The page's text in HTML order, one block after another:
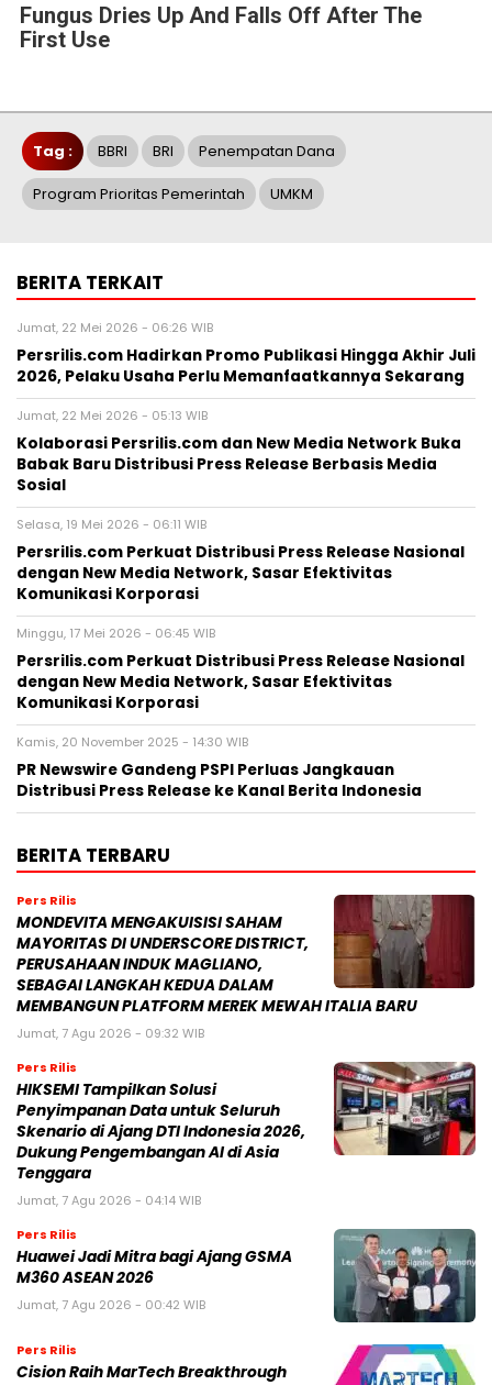
Fungus Dries Up And Falls Off After The
First Use
Tag : BBRI BRI Penempatan Dana
Program Prioritas Pemerintah UMKM
BERITA TERKAIT
Jumat, 22 Mei 2026 - 06:26 WIB
Persrilis.com Hadirkan Promo Publikasi Hingga Akhir Juli
2026, Pelaku Usaha Perlu Memanfaatkannya Sekarang
Jumat, 22 Mei 2026 - 05:13 WIB
Kolaborasi Persrilis.com dan New Media Network Buka
Babak Baru Distribusi Press Release Berbasis Media
Sosial
Selasa, 19 Mei 2026 - 06:11 WIB
Persrilis.com Perkuat Distribusi Press Release Nasional
dengan New Media Network, Sasar Efektivitas
Komunikasi Korporasi
Minggu, 17 Mei 2026 - 06:45 WIB
Persrilis.com Perkuat Distribusi Press Release Nasional
dengan New Media Network, Sasar Efektivitas
Komunikasi Korporasi
Kamis, 20 November 2025 - 14:30 WIB
PR Newswire Gandeng PSPI Perluas Jangkauan
Distribusi Press Release ke Kanal Berita Indonesia
BERITA TERBARU
Pers Rilis
MONDEVITA MENGAKUISISI SAHAM
MAYORITAS DI UNDERSCORE DISTRICT,
PERUSAHAAN INDUK MAGLIANO,
SEBAGAI LANGKAH KEDUA DALAM
MEMBANGUN PLATFORM MEREK MEWAH ITALIA BARU
Jumat, 7 Agu 2026 - 09:32 WIB
Pers Rilis
HIKSEMI Tampilkan Solusi
Penyimpanan Data untuk Seluruh
Skenario di Ajang DTI Indonesia 2026,
Dukung Pengembangan AI di Asia
Tenggara
Jumat, 7 Agu 2026 - 04:14 WIB
Pers Rilis
Huawei Jadi Mitra bagi Ajang GSMA
M360 ASEAN 2026
Jumat, 7 Agu 2026 - 00:42 WIB
Pers Rilis
Cision Raih MarTech Breakthrough